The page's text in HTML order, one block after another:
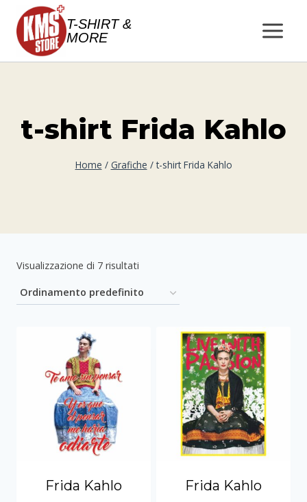
Salta
contenuto
T-SHIRT &
MORE
t-shirt Frida Kahlo
Home / Grafiche / t-shirt Frida Kahlo
Visualizzazione di 7 risultati
Frida Kahlo Frida Kahlo